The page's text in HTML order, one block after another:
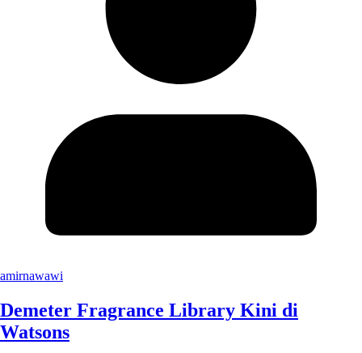
amirnawawi
Demeter Fragrance Library Kini di
Watsons